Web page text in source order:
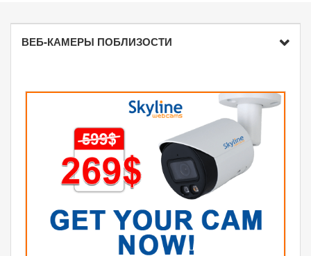
ВЕБ-КАМЕРЫ ПОБЛИЗОСТИ